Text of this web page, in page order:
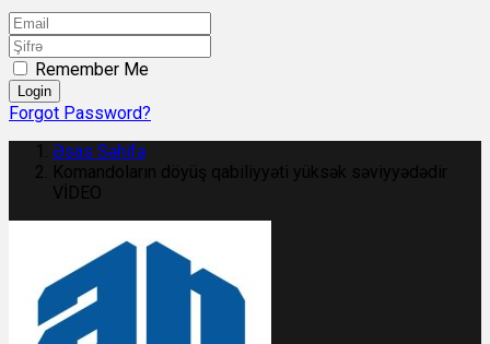
Remember Me
Login
Forgot Password?
Əsas Səhifə
Komandoların döyüş qabiliyyəti yüksək səviyyədədir
VİDEO